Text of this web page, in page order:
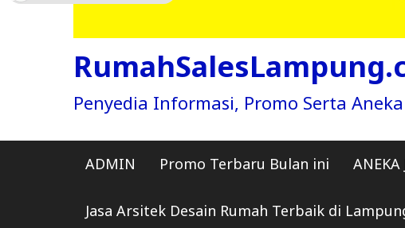
Penyedia Informasi, Promo Serta
ADMIN Promo Terbaru Bulan ini ANEKA
Jasa Arsitek Desain Rumah Terbaik di